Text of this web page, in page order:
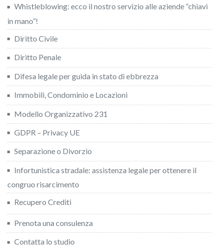
Whistleblowing: ecco il nostro servizio alle aziende “chiavi
in mano”!
Diritto Civile
Diritto Penale
Difesa legale per guida in stato di ebbrezza
Immobili, Condominio e Locazioni
Modello Organizzativo 231
GDPR – Privacy UE
Separazione o Divorzio
Infortunistica stradale: assistenza legale per ottenere il
congruo risarcimento
Recupero Crediti
Prenota una consulenza
Contatta lo studio